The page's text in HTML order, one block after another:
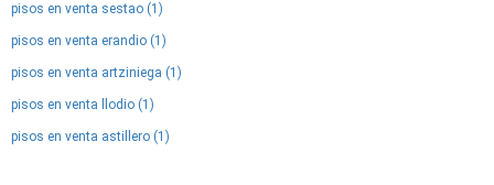
pisos en venta sestao (1)
pisos en venta erandio (1)
pisos en venta artziniega (1)
pisos en venta llodio (1)
pisos en venta astillero (1)